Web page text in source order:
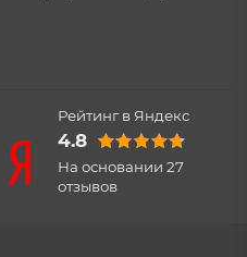
Рейтинг в Яндекс
4.8
На основании 27
отзывов